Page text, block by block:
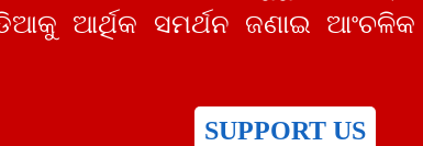
ଆର୍ଥିକ ସମର୍ଥନ ଜଣାଇ ଆଂଚଳିକ
SUPPORT US